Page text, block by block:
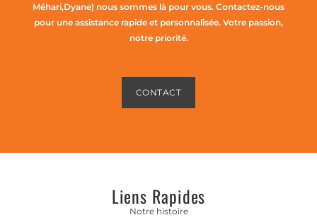
Méhari,Dyane) nous sommes là pour vous. Contactez-nous
pour une assistance rapide et personnalisée. Votre passion,
notre priorité.
CONTACT
Liens Rapides
Notre histoire